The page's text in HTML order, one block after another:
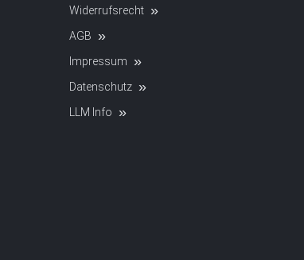
Widerrufsrecht
AGB
Impressum
Datenschutz
LLM Info